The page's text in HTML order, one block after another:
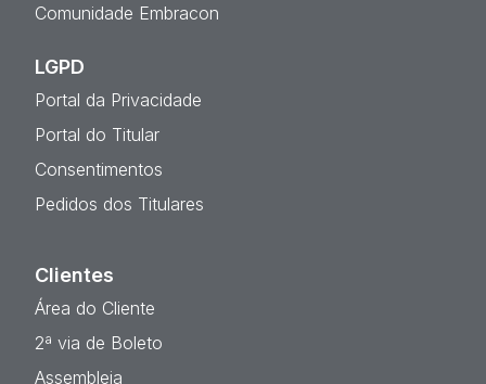
Comunidade Embracon
LGPD
Portal da Privacidade
Portal do Titular
Consentimentos
Pedidos dos Titulares
Clientes
Área do Cliente
2ª via de Boleto
Assembleia